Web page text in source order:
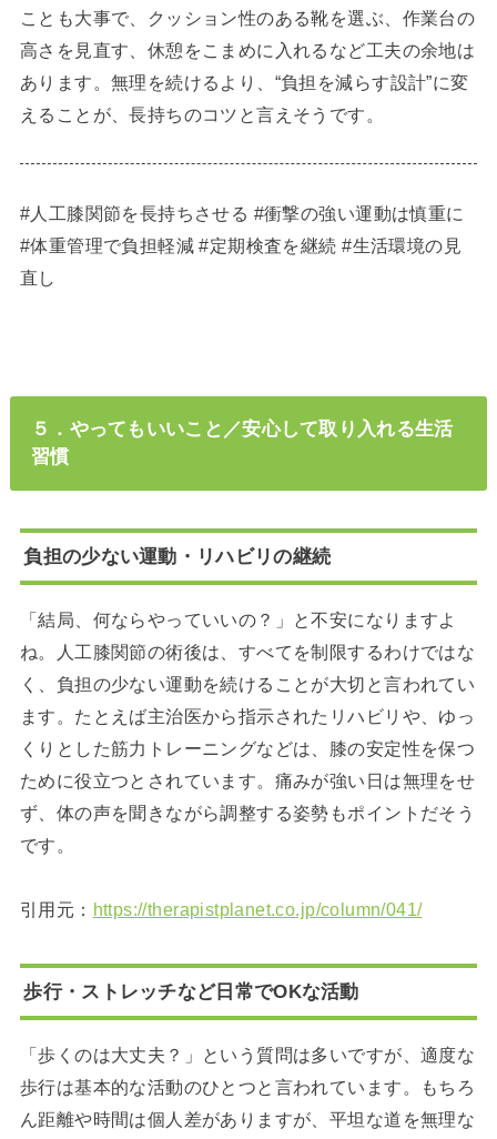
ことも大事で、クッション性のある靴を選ぶ、作業台の
高さを見直す、休憩をこまめに入れるなど工夫の余地は
あります。無理を続けるより、“負担を減らす設計”に変
えることが、長持ちのコツと言えそうです。
#人工膝関節を長持ちさせる #衝撃の強い運動は慎重に
#体重管理で負担軽減 #定期検査を継続 #生活環境の見
直し
５．やってもいいこと／安心して取り入れる生活
習慣
負担の少ない運動・リハビリの継続
「結局、何ならやっていいの？」と不安になりますよ
ね。人工膝関節の術後は、すべてを制限するわけではな
く、負担の少ない運動を続けることが大切と言われてい
ます。たとえば主治医から指示されたリハビリや、ゆっ
くりとした筋力トレーニングなどは、膝の安定性を保つ
ために役立つとされています。痛みが強い日は無理をせ
ず、体の声を聞きながら調整する姿勢もポイントだそう
です。
引用元： https://therapistplanet.co.jp/column/041/
歩行・ストレッチなど日常でOKな活動
「歩くのは大丈夫？」という質問は多いですが、適度な
歩行は基本的な活動のひとつと言われています。もちろ
ん距離や時間は個人差がありますが、平坦な道を無理な